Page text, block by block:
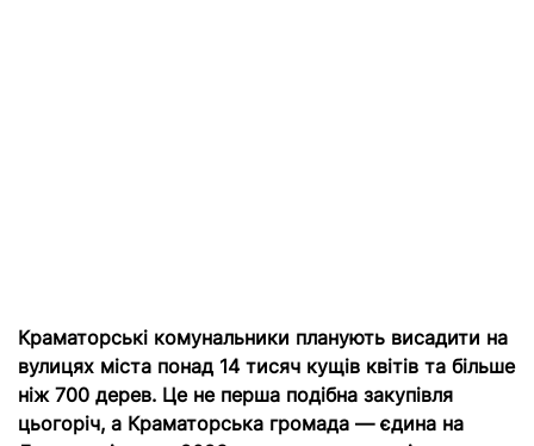
Краматорські комунальники планують висадити на
вулицях міста понад 14 тисяч кущів квітів та більше
ніж 700 дерев. Це не перша подібна закупівля
цьогоріч, а Краматорська громада — єдина на